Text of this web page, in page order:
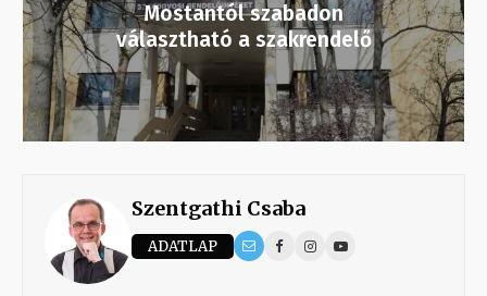
Mostantól szabadon
választható a szakrendelő
Szentgathi Csaba
ADATLAP